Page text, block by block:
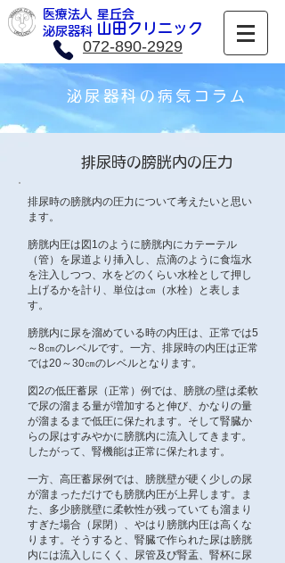
医療法人 星丘会
​山田クリニック
​泌尿器科
072-890-2929
泌尿器科の病気コラム
排尿時の膀胱内の圧力
排尿時の膀胱内の圧力について考えたいと思い
ます。
膀胱内圧は図1のように膀胱内にカテーテル
（管）を尿道より挿入し、点滴のように食塩水
を注入しつつ、水をどのくらい水栓として押し
上げるかを計り、単位は㎝（水栓）と表しま
す。
膀胱内に尿を溜めている時の内圧は、正常では5
～8㎝のレベルです。一方、排尿時の内圧は正常
では20～30㎝のレベルとなります。
図2の低圧蓄尿（正常）例では、膀胱の壁は柔軟
で尿の溜まる量が増加すると伸び、かなりの量
が溜まるまで低圧に保たれます。そして腎臓か
らの尿はすみやかに膀胱内に流入してきます。
したがって、腎機能は正常に保たれます。
一方、高圧蓄尿例では、膀胱壁が硬く少しの尿
が溜まっただけでも膀胱内圧が上昇します。ま
た、多少膀胱壁に柔軟性が残っていても溜まり
すぎた場合（尿閉）、やはり膀胱内圧は高くな
ります。そうすると、腎臓で作られた尿は膀胱
内には流入しにくく、尿管及び腎盂、腎杯に尿